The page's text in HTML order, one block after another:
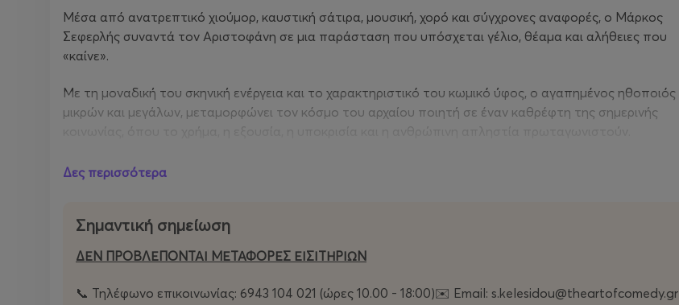
Μέσα από ανατρεπτικό χιούμορ, καυστική σάτιρα, μουσική, χορό και σύγχρονες αναφορές, ο Μάρκος
Σεφερλής συναντά τον Αριστοφάνη σε μια παράσταση που υπόσχεται γέλιο, θέαμα και αλήθειες που
«καίνε».
Με τη μοναδική του σκηνική ενέργεια και το χαρακτηριστικό του κωμικό ύφος, ο αγαπημένος ηθοποιός
μικρών και μεγάλων, μεταμορφώνει τον κόσμο του αρχαίου ποιητή σε έναν καθρέφτη της σημερινής
Ένα μεγάλο καλοκαιρινό θεατρικό γεγονός για όλη την οικογένεια, που φιλοδοξεί να φέρει τον
Δες περισσότερα
Σημαντική σημείωση
ΔΕΝ ΠΡΟΒΛΕΠΟΝΤΑΙ ΜΕΤΑΦΟΡΕΣ ΕΙΣΙΤΗΡΙΩΝ
📞 Τηλέφωνο επικοινωνίας: 6943 104 021 (ώρες 10.00 - 18:00)✉️ Email: s.kelesidou@theartofcomedy.gr